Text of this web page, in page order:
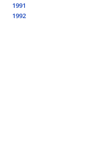
1991
1992